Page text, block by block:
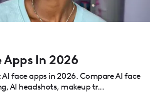
Apps In 2026
face apps in 2026. Compare AI face
AI headshots, makeup tr...